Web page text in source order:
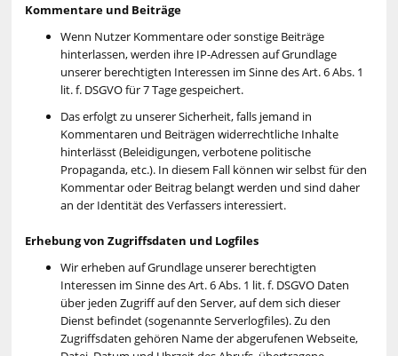
Kommentare und Beiträge
Wenn Nutzer Kommentare oder sonstige Beiträge
hinterlassen, werden ihre IP-Adressen auf Grundlage
unserer berechtigten Interessen im Sinne des Art. 6 Abs. 1
lit. f. DSGVO für 7 Tage gespeichert.
Das erfolgt zu unserer Sicherheit, falls jemand in
Kommentaren und Beiträgen widerrechtliche Inhalte
hinterlässt (Beleidigungen, verbotene politische
Propaganda, etc.). In diesem Fall können wir selbst für den
Kommentar oder Beitrag belangt werden und sind daher
an der Identität des Verfassers interessiert.
Erhebung von Zugriffsdaten und Logfiles
Wir erheben auf Grundlage unserer berechtigten
Interessen im Sinne des Art. 6 Abs. 1 lit. f. DSGVO Daten
über jeden Zugriff auf den Server, auf dem sich dieser
Dienst befindet (sogenannte Serverlogfiles). Zu den
Zugriffsdaten gehören Name der abgerufenen Webseite,